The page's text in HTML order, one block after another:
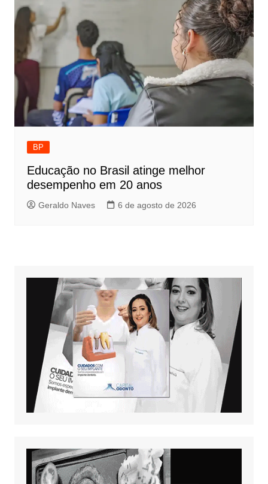
BP
Educação no Brasil atinge melhor
desempenho em 20 anos
Geraldo Naves 6 de agosto de 2026